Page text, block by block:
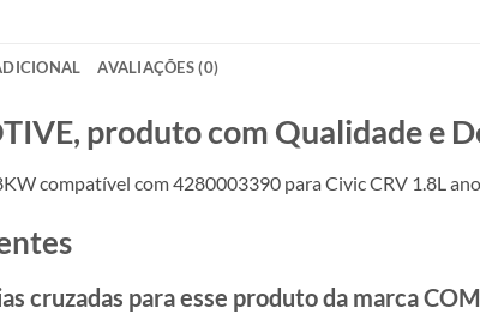
AVALIAÇÕES (0)
produto com Qualidade e
compatível com 4280003390 para Civic CRV 1.8L
cruzadas para esse produto da marca